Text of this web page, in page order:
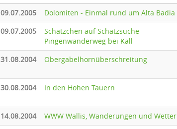
09.07.2005
Dolomiten - Einmal rund um Alta Badia
09.07.2005
Schätzchen auf Schatzsuche
Pingenwanderweg bei Kall
31.08.2004 Obergabelhornüberschreitung
30.08.2004 In den Hohen Tauern
14.08.2004 WWW Wallis, Wanderungen und Wetter